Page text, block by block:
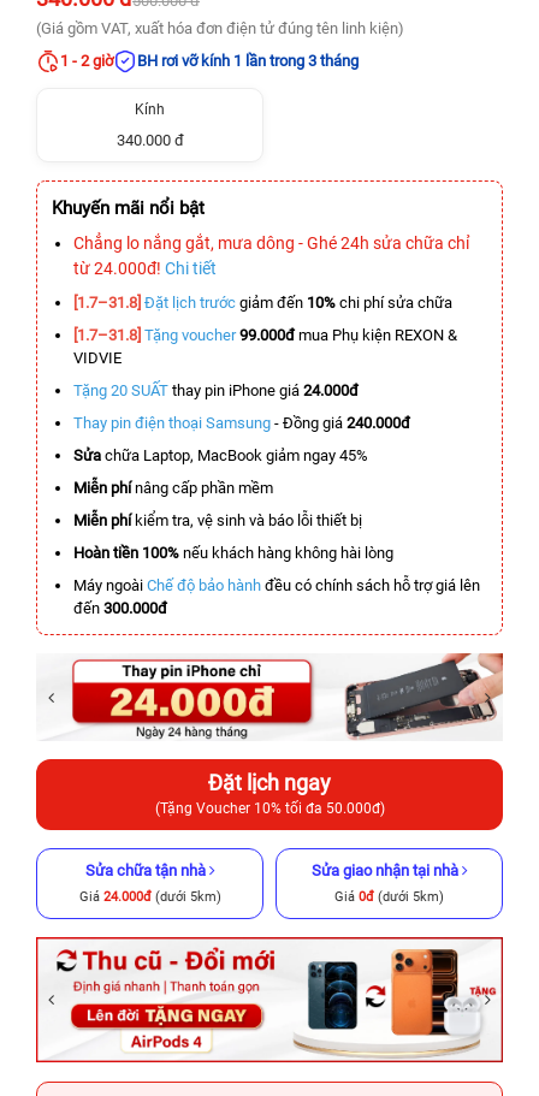
(Giá gồm VAT, xuất hóa đơn điện tử đúng tên linh kiện)
1 - 2 giờ
BH rơi vỡ kính 1 lần trong 3 tháng
Kính
340.000 đ
Khuyến mãi nổi bật
Chẳng lo nắng gắt, mưa dông - Ghé 24h sửa chữa chỉ
từ 24.000đ! Chi tiết
[1.7–31.8] Đặt lịch trước giảm đến 10% chi phí sửa chữa
[1.7–31.8] Tặng voucher 99.000đmua Phụ kiện REXON &
VIDVIE
Tặng 20 SUẤT thay pin iPhone giá 24.000đ
Thay pin điện thoại Samsung - Đồng giá 240.000đ
Sửa chữa Laptop, MacBook giảm ngay 45%
Miễn phínâng cấp phần mềm
Miễn phíkiểm tra, vệ sinh và báo lỗi thiết bị
Hoàn tiền 100% nếu khách hàng không hài lòng
Máy ngoài Chế độ bảo hành đều có chính sách hỗ trợ giá lên
đến 300.000đ
Đặt lịch ngay
(Tặng Voucher 10% tối đa 50.000đ)
Sửa chữa tận nhà
Giá 24.000đ(dưới 5km)
Sửa giao nhận tại nhà
Giá 0đ (dưới 5km)